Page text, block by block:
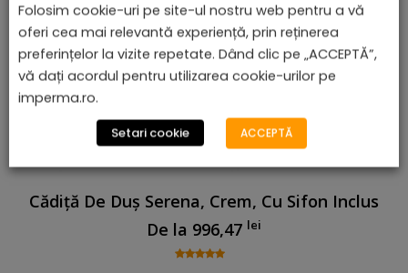
Cădiță De Duș Serena, Crem, Cu Sifon Inclus
De la 996,47 lei
Folosim cookie-uri pe site-ul nostru web pentru a vă
oferi cea mai relevantă experiență, prin reținerea
preferințelor la vizite repetate. Dând clic pe „ACCEPTĂ”,
vă dați acordul pentru utilizarea cookie-urilor pe
imperma.ro.
Setari cookie ACCEPTĂ